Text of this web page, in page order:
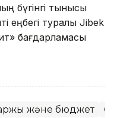
бүгінгі тынысы
еңбегі туралы Jibek
бағдарламасы
және бюджет